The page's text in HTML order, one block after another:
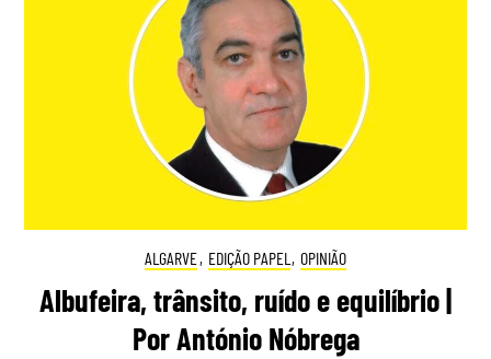
ALGARVE, EDIÇÃO PAPEL , OPINIÃO
Albufeira, trânsito, ruído e equilíbrio |
Por António Nóbrega